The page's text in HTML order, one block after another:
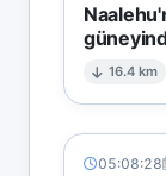
16.4 km
05:08:28